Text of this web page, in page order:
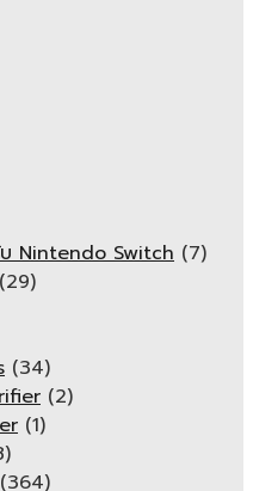
บ Nintendo Switch (7)
(29)
(34)
(2)
(1)
(364)